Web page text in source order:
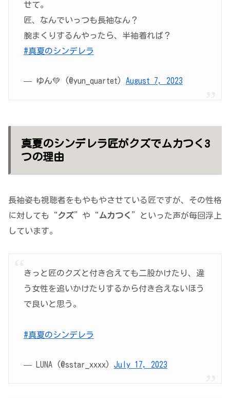
せて。
匠、なんでいっつも長袖なん？
腕まくりするんやったら、半袖着れば？
#真夏のシンデレラ
— ゆん💚 (@yun_quartet) August 7, 2023
真夏のシンデレラ匠がクズでムカつく3
つの理由
長袖姿も視聴者をもやもやさせている匠ですが、その性格
に対しても“クズ”や“ムカつく ”といった声が毎回浮上
しています。
きっと匠のクズと付き合えても二股かけたり、違
う女性を追いかけたりするから付き合えないほう
で良いと思う。
#真夏のシンデレラ
— LUNA (@sstar_xxxx) July 17, 2023